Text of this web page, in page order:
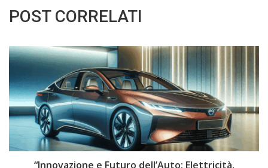
POST CORRELATI
“Innovazione e Futuro dell’Auto: Elettricità,